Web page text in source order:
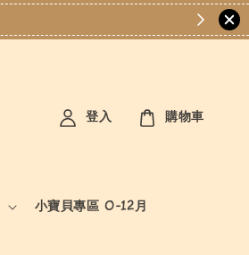
小寶貝專區 0-12月
登入 購物車